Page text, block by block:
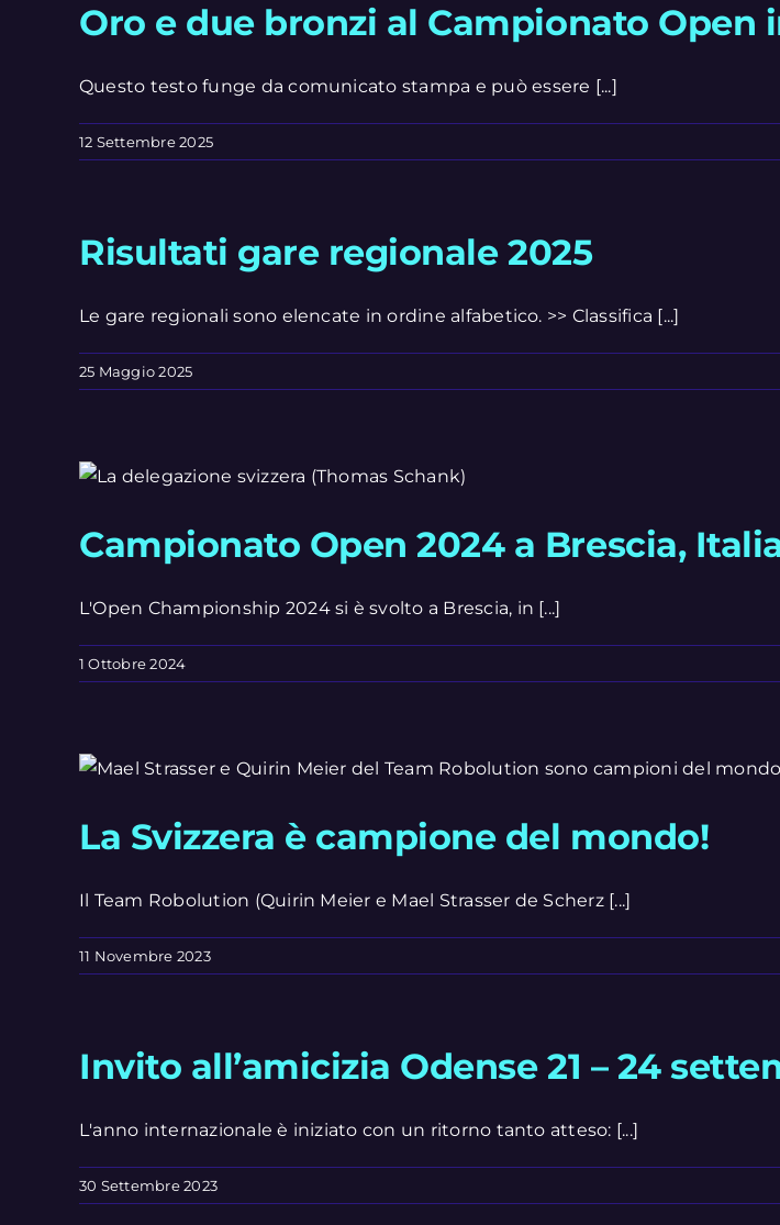
Oro e due bronzi al Campionato Open
Questo testo funge da comunicato stampa e può essere [...]
12 Settembre 2025
Risultati gare regionale 2025
Le gare regionali sono elencate in ordine alfabetico. >> Classifica [...]
25 Maggio 2025
Campionato Open 2024 a Brescia,
L'Open Championship 2024 si è svolto a Brescia, in [...]
1 Ottobre 2024
La Svizzera è campione del mondo!
Il Team Robolution (Quirin Meier e Mael Strasser de Scherz [...]
11 Novembre 2023
Invito all’amicizia Odense 21 – 24
L'anno internazionale è iniziato con un ritorno tanto atteso: [...]
30 Settembre 2023